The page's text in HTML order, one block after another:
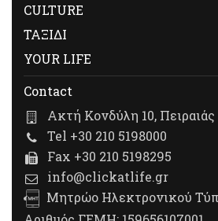
CULTURE
ΤΑΞΙΔΙ
YOUR LIFE
Contact
Ακτή Κονδύλη 10,
Tel +30 210 5198000
Fax +30 210 5198295
info@clickatlife.gr
Μητρώο Ηλεκτρονικού